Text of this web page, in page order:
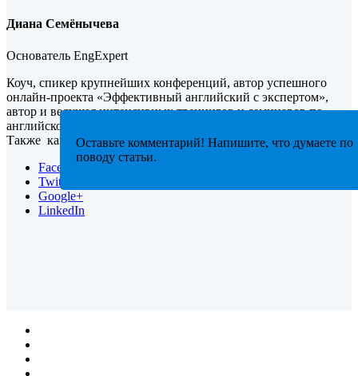
Диана Семёнычева
Основатель EngExpert
Коуч, спикер крупнейших конференций, автор успешного
онлайн-проекта «Эффективный английский с экспертом»,
автор и ведущая интенсивных тренингов и семинаров по
английскому языку, известная своей эффективной методикой.
Также кандидат экономических наук по мировой экономике.
Facebook
Twitter
Google+
LinkedIn
Оставьте комментарий! Напишите, что думаете по
поводу статьи.